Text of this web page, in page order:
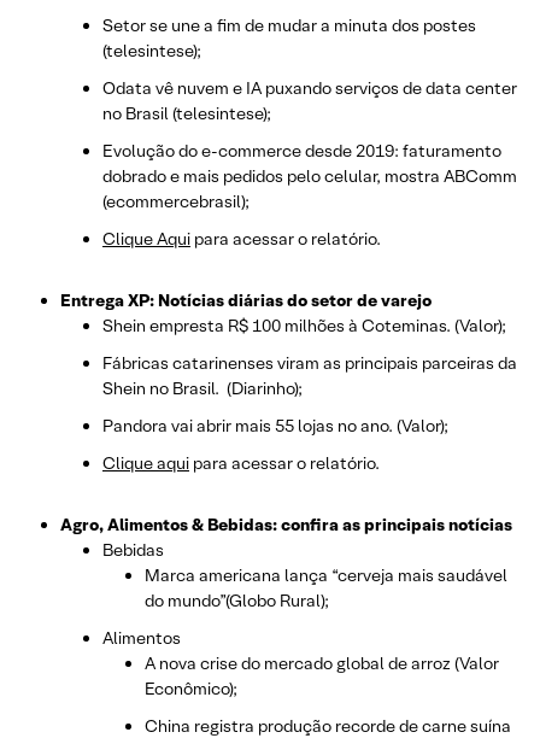
Setor se une a fim de mudar a minuta dos postes
(telesintese);
Odata vê nuvem e IA puxando serviços de data center
no Brasil (telesintese);
Evolução do e-commerce desde 2019: faturamento
dobrado e mais pedidos pelo celular, mostra ABComm
(ecommercebrasil);
Clique Aqui para acessar o relatório.
Entrega XP: Notícias diárias do setor de varejo
Shein empresta R$ 100 milhões à Coteminas. (Valor);
Fábricas catarinenses viram as principais parceiras da
Shein no Brasil. (Diarinho);
Pandora vai abrir mais 55 lojas no ano. (Valor);
Clique aqui para acessar o relatório.
Agro, Alimentos & Bebidas: confira as principais notícias
Bebidas
Marca americana lança “cerveja mais saudável
do mundo”(Globo Rural);
Alimentos
A nova crise do mercado global de arroz (Valor
Econômico);
China registra produção recorde de carne suína